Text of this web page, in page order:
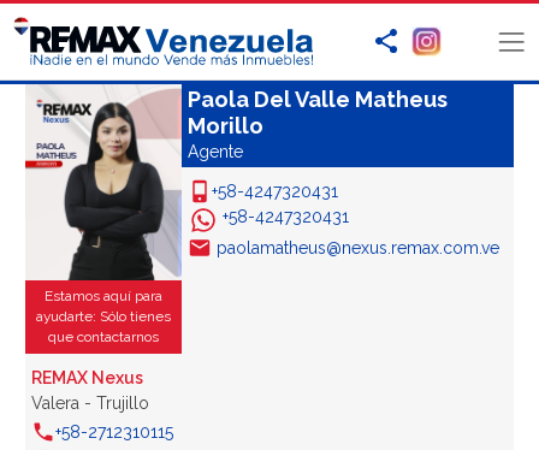
Estamos aquí para
ayudarte: Sólo tienes
que contactarnos
Paola Del Valle Matheus
Morillo
Agente
+58-4247320431
+58-4247320431
paolamatheus@nexus.remax.com.ve
REMAX Nexus
Valera - Trujillo
+58-2712310115